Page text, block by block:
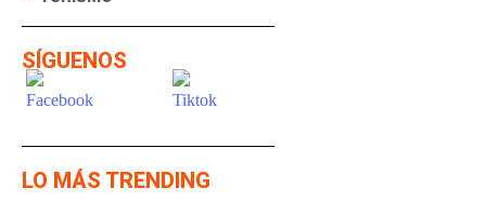
SÍGUENOS
LO MÁS TRENDING